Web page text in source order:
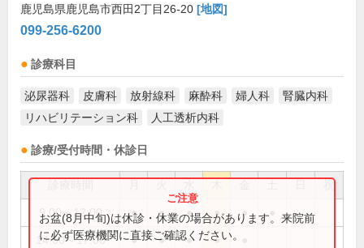
鹿児島県鹿児島市西田2丁目26-20 [地図]
099-256-6200
診療科目
泌尿器科 皮膚科 放射線科 麻酔科 婦人科
腎臓内科
リハビリテーション科
人工透析内科
診療/受付時間・休診日
祝
9:00～12:00 ● ● ● ● ●
14:00～17:00 ● ● ● ●
お盆(8月中旬)は休診・休業の場合があります。来院前
に必ず医療機関に直接ご確認ください。